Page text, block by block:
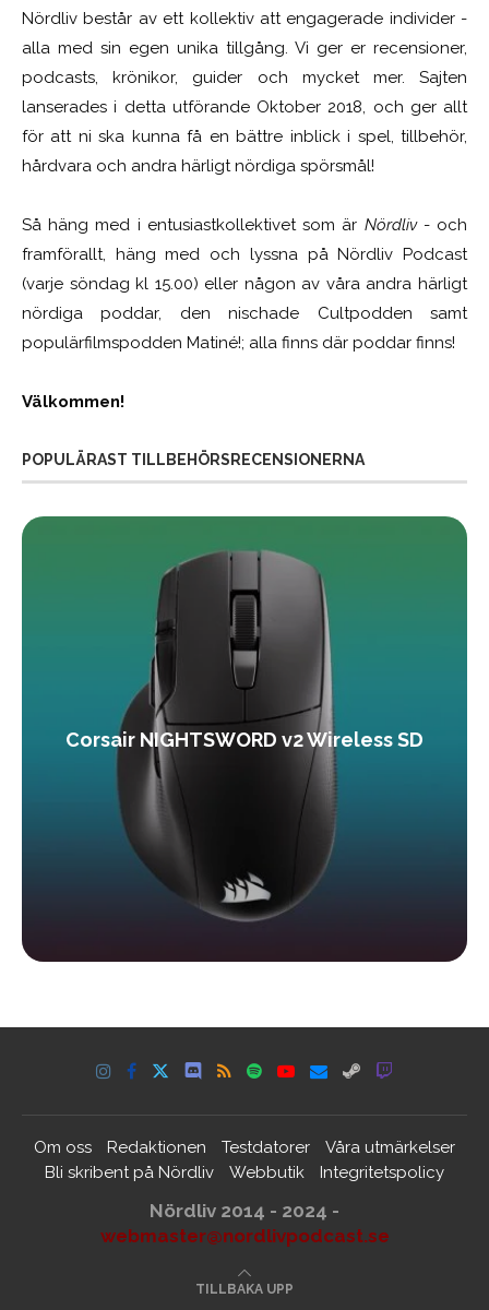
Nördliv består av ett kollektiv att engagerade individer -
alla med sin egen unika tillgång. Vi ger er recensioner,
podcasts, krönikor, guider och mycket mer. Sajten
lanserades i detta utförande Oktober 2018, och ger allt
för att ni ska kunna få en bättre inblick i spel, tillbehör,
hårdvara och andra härligt nördiga spörsmål!
Så häng med i entusiastkollektivet som är Nördliv- och
framförallt, häng med och lyssna på Nördliv Podcast
(varje söndag kl 15.00) eller någon av våra andra härligt
nördiga poddar, den nischade Cultpodden samt
populärfilmspodden Matiné!; alla finns där poddar finns!
Välkommen!
POPULÄRAST TILLBEHÖRSRECENSIONERNA
Corsair NIGHTSWORD v2 Wireless SD
Om oss Redaktionen Testdatorer
Våra utmärkelser
Bli skribent på Nördliv
Webbutik Integritetspolicy
Nördliv 2014 - 2024 -
webmaster@nordlivpodcast.se
TILLBAKA UPP